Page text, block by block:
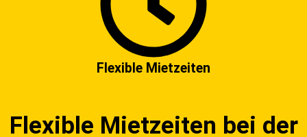
Flexible Mietzeiten
Flexible Mietzeiten bei der